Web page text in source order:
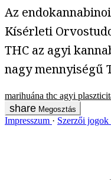
Az
Kísérleti
THC az agyi
nagy mennyiségű
marihuána thc agyi
Megosztás
Impresszum Szerzői jogok